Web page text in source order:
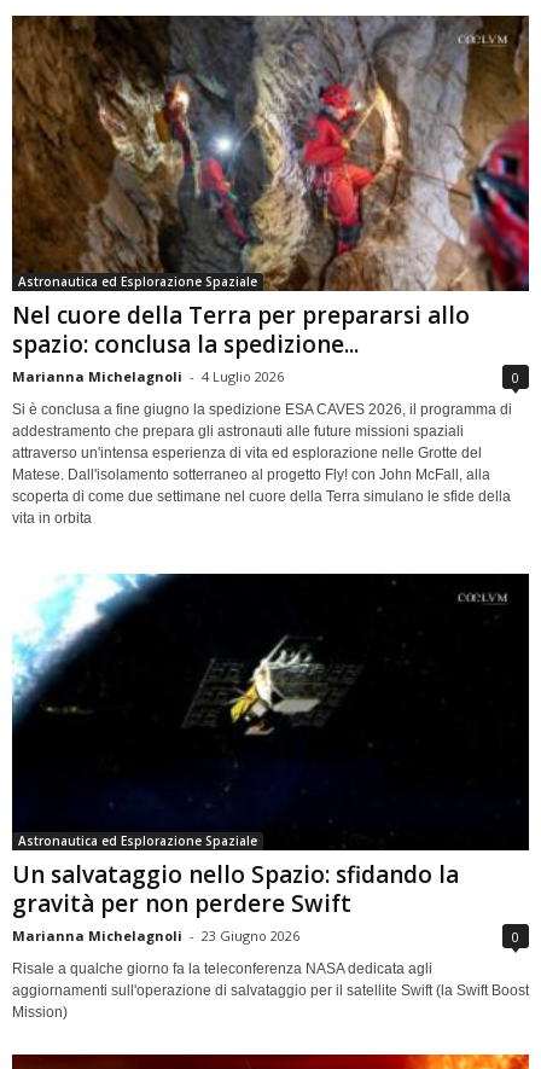
Astronautica ed Esplorazione Spaziale
Nel cuore della Terra per prepararsi allo
spazio: conclusa la spedizione...
Marianna Michelagnoli - 4 Luglio 2026 0
Si è conclusa a fine giugno la spedizione ESA CAVES 2026, il programma di
addestramento che prepara gli astronauti alle future missioni spaziali
attraverso un'intensa esperienza di vita ed esplorazione nelle Grotte del
Matese. Dall'isolamento sotterraneo al progetto Fly! con John McFall, alla
scoperta di come due settimane nel cuore della Terra simulano le sfide della
vita in orbita
Astronautica ed Esplorazione Spaziale
Un salvataggio nello Spazio: sfidando la
gravità per non perdere Swift
Marianna Michelagnoli - 23 Giugno 2026 0
Risale a qualche giorno fa la teleconferenza NASA dedicata agli
aggiornamenti sull'operazione di salvataggio per il satellite Swift (la Swift Boost
Mission)